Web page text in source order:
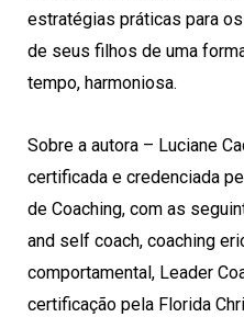
estratégias práticas para
de seus filhos de uma
tempo, harmoniosa.
Sobre a autora – Luciane
certificada e credenciada
de Coaching, com as
and self coach, coaching
comportamental, Leader
certificação pela Florida